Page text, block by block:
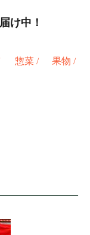
け中！
惣菜 / 果物 /